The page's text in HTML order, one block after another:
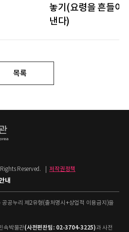
놓기(요령을 흔들어
낸다)
목록
Reserved.
저작권정책
내
공누리 제2유형(출처명시+상업적 이용금지)을
속박물관(사전편찬팀: 02-3704-3225)과 사전